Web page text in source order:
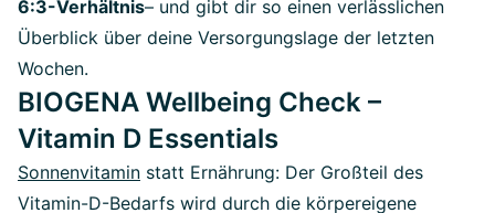
6:3-Verhältnis– und gibt dir so einen verlässlichen
Überblick über deine Versorgungslage der letzten
Wochen.
BIOGENA Wellbeing Check –
Vitamin D Essentials
Sonnenvitamin statt Ernährung: Der Großteil des
Vitamin-D-Bedarfs wird durch die körpereigene